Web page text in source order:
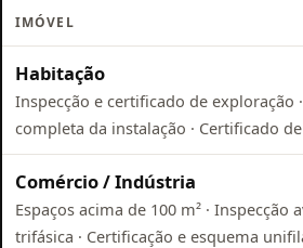
IMÓVEL
Habitação
Inspecção e certificado de exploração
completa da instalação · Certificado
Comércio / Indústria
Espaços acima de 100 m² · Inspecção
trifásica · Certificação e esquema